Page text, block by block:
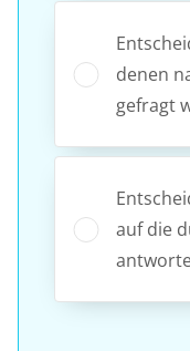
denen
gefragt
auf die